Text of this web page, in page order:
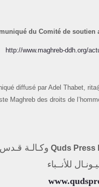
Communiqué du Comité
http://www.maghreb-
(Communiqué diffusé par Adel
sur la liste Maghreb des droits
وكـالـة قـدس بـرس